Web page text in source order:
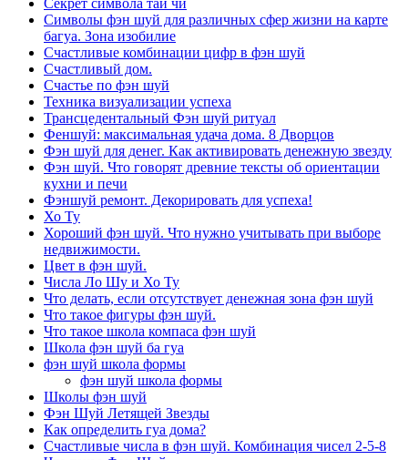
Секрет символа тай чи
Символы фэн шуй для различных сфер жизни на карте
багуа. Зона изобилие
Счастливые комбинации цифр в фэн шуй
Счастливый дом.
Счастье по фэн шуй
Техника визуализации успеха
Трансцедентальный Фэн шуй ритуал
Феншуй: максимальная удача дома. 8 Дворцов
Фэн шуй для денег. Как активировать денежную звезду
Фэн шуй. Что говорят древние тексты об ориентации
кухни и печи
Фэншуй ремонт. Декорировать для успеха!
Хо Ту
Хороший фэн шуй. Что нужно учитывать при выборе
недвижимости.
Цвет в фэн шуй.
Числа Ло Шу и Хо Ту
Что делать, если отсутствует денежная зона фэн шуй
Что такое фигуры фэн шуй.
Что такое школа компаса фэн шуй
Школа фэн шуй ба гуа
фэн шуй школа формы
фэн шуй школа формы
Школы фэн шуй
Фэн Шуй Летящей Звезды
Как определить гуа дома?
Счастливые числа в фэн шуй. Комбинация чисел 2-5-8